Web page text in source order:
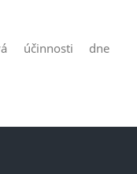
účinnosti dne